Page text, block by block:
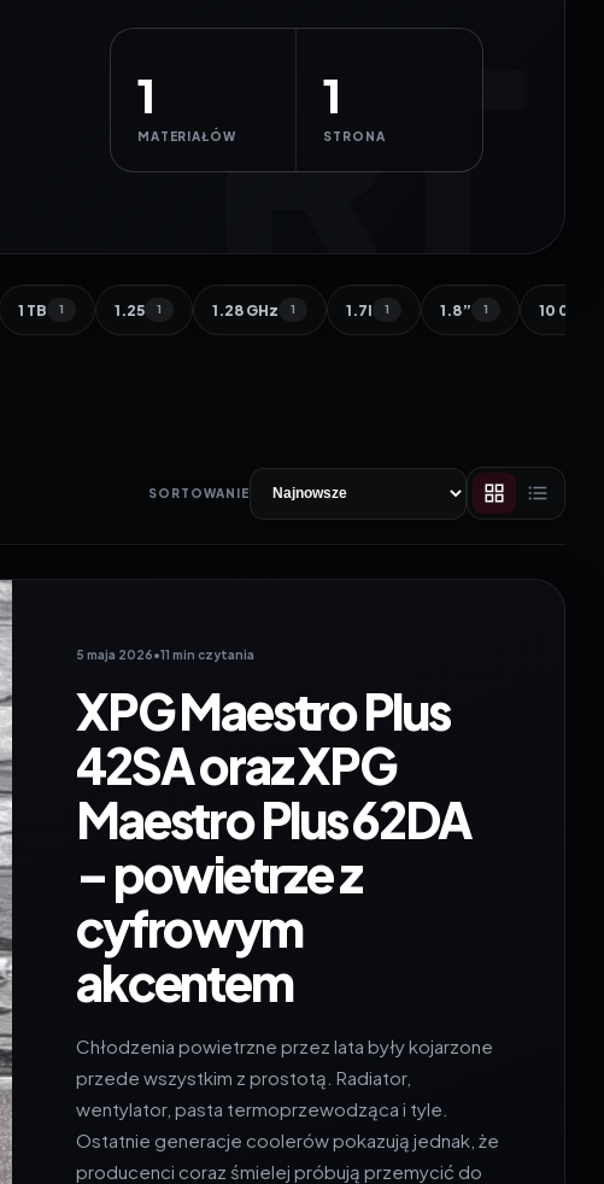
1
MATERIAŁÓW
1
STRONA
1 TB 1 1.25 1 1.28 GHz 1 1.7l 1 1.8” 1 10 000
SORTOWANIE
5 maja 2026•11 min czytania
XPG Maestro Plus
42SA oraz XPG
Maestro Plus 62DA
– powietrze z
cyfrowym
akcentem
Chłodzenia powietrzne przez lata były kojarzone
przede wszystkim z prostotą. Radiator,
wentylator, pasta termoprzewodząca i tyle.
Ostatnie generacje coolerów pokazują jednak, że
producenci coraz śmielej próbują przemycić do